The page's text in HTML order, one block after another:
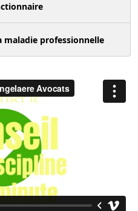
maladie professionnelle